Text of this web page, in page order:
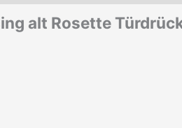
alt Rosette